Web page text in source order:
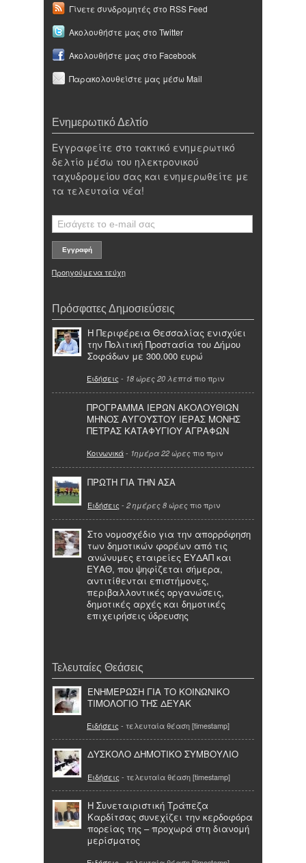
Γίνετε συνδρομητές στο RSS Feed
Ακολουθήστε μας στο Twitter
Ακολουθήστε μας στο Facebook
Παρακολουθείστε μας μέσω Mail
Ενημερωτικό Δελτίο
Εγγραφείτε στο τακτικό ενημερωτικό
δελτίο μέσω του ηλεκτρονικού
ταχυδρομείου σας και ενημερωθείτε με
τα τελευταία νέα!
Προηγούμενα τεύχη
Πρόσφατες Δημοσιεύσεις
Η Περιφέρεια Θεσσαλίας ενισχύει
την Πολιτική Προστασία του Δήμου
Σοφάδων με 300.000 ευρώ
Ειδήσεις - 18 ώρες 20 λεπτά πιο πριν
ΠΡΟΓΡΑΜΜΑ ΙΕΡΩΝ ΑΚΟΛΟΥΘΙΩΝ
ΜΗΝΟΣ ΑΥΓΟΥΣΤΟΥ ΙΕΡΑΣ ΜΟΝΗΣ
ΠΕΤΡΑΣ ΚΑΤΑΦΥΓΙΟΥ ΑΓΡΑΦΩΝ
Κοινωνικά- 1ημέρα 22 ώρες πιο πριν
ΠΡΩΤΗ ΓΙΑ ΤΗΝ ΑΣΑ
Ειδήσεις - 2 ημέρες 8 ώρες πιο πριν
Στο νομοσχέδιο για την απορρόφηση
των δημοτικών φορέων από τις
ανώνυμες εταιρείες ΕΥΔΑΠ και
ΕΥΑΘ, που ψηφίζεται σήμερα,
αντιτίθενται επιστήμονες,
περιβαλλοντικές οργανώσεις,
δημοτικές αρχές και δημοτικές
επιχειρήσεις ύδρευσης
Τελευταίες Θεάσεις
ΕΝΗΜΕΡΩΣΗ ΓΙΑ ΤΟ ΚΟΙΝΩΝΙΚΟ
ΤΙΜΟΛΟΓΙΟ ΤΗΣ ΔΕΥΑΚ
Ειδήσεις - τελευταία θέαση [timestamp]
ΔΥΣΚΟΛΟ ΔΗΜΟΤΙΚΟ ΣΥΜΒΟΥΛΙΟ
Ειδήσεις - τελευταία θέαση [timestamp]
Η Συνεταιριστική Τράπεζα
Καρδίτσας συνεχίζει την κερδοφόρα
πορείας της – προχωρά στη διανομή
μερίσματος